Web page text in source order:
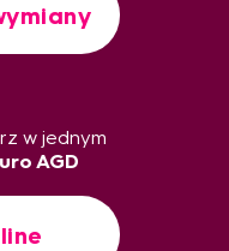
w jednym
AGD